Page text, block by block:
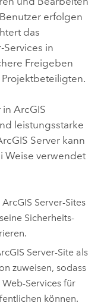
erfolgen
das
-Services in
Freigeben
in ArcGIS
leistungsstarke
Serverkann
Weise verwendet
ArcGIS Server-Sites
Sicherheits-
Server-Site als
zuweisen, sodass
Services für
können.